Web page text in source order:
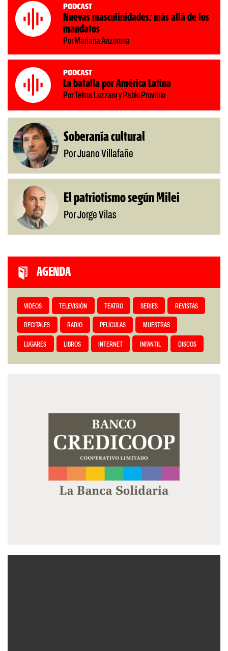
Podcast
Nuevas masculinidades: más allá de los
mandatos
Por Mariana Anzorena
Podcast
La batalla por América Latina
Por Telma Luzzani y Pablo Provitilo
Soberanía cultural
Por Juano Villafañe
El patriotismo según Milei
Por Jorge Vilas
AGENDA
VIDEOS TELEVISIÓN TEATRO SERIES REVISTAS
RECITALES RADIO PELÍCULAS MUESTRAS
LUGARES LIBROS INTERNET INFANTIL DISCOS